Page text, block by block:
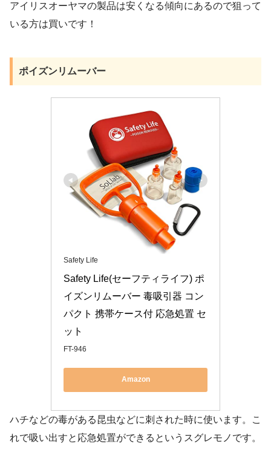
アイリスオーヤマの製品は安くなる傾向にあるので狙って
いる方は買いです！
ポイズンリムーバー
Safety Life
Safety Life(セーフティライフ) ポ
イズンリムーバー 毒吸引器 コン
パクト 携帯ケース付 応急処置 セ
ット
FT-946
Amazon
ハチなどの毒がある昆虫などに刺された時に使います。こ
れで吸い出すと応急処置ができるというスグレモノです。